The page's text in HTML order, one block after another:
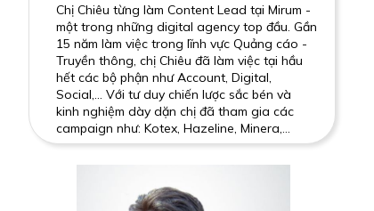
Chị Chiêu từng làm Content Lead tại Mirum -
một trong những digital agency top đầu. Gần
15 năm làm việc trong lĩnh vực Quảng cáo -
Truyền thông, chị Chiêu đã làm việc tại hầu
hết các bộ phận như Account, Digital,
Social,... Với tư duy chiến lược sắc bén và
kinh nghiệm dày dặn chị đã tham gia các
campaign như: Kotex, Hazeline, Minera,...